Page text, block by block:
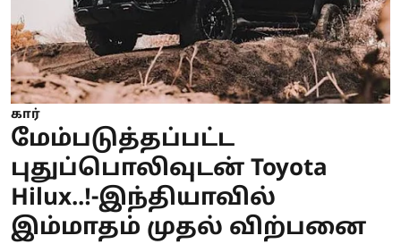
கார்
மேம்படுத்தப்பட்ட
புதுப்பொலிவுடன் Toyota
Hilux..!-இந்தியாவில்
இம்மாதம் முதல் விற்பனை